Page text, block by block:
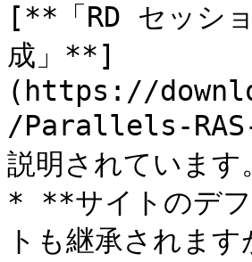
[**「RD セッシ
成」**]
(https://
/Parallels-
説明されています
* **サイトのデ
トも継承されま